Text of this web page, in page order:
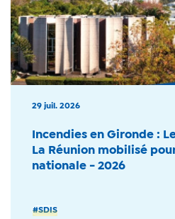
29 juil. 2026
Incendies en Gironde :
La Réunion mobilisé
nationale - 2026
#SDIS